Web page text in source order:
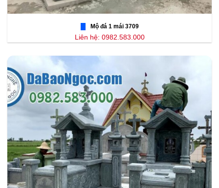
Mộ đá 1 mái 3709
Liên hệ: 0982.583.000